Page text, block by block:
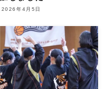
2026年4月5日